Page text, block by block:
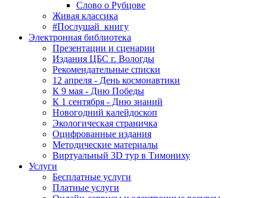
Слово о Рубцове
Живая классика
#Послушай_книгу
Электронная библиотека
Презентации и сценарии
Издания ЦБС г. Вологды
Рекомендательные списки
12 апреля - День космонавтики
К 9 мая - Дню Победы
К 1 сентября - Дню знаний
Новогодний калейдоскоп
Экологическая страничка
Оцифрованные издания
Методические материалы
Виртуальный 3D тур в Тимониху
Услуги
Бесплатные услуги
Платные услуги